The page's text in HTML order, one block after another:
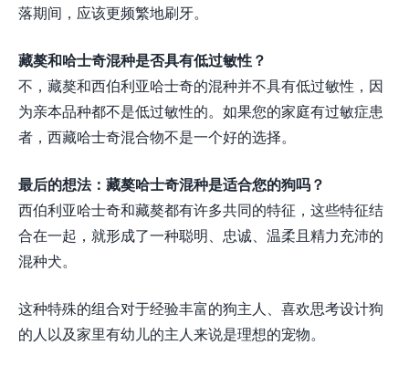
落期间，应该更频繁地刷牙。
藏獒和哈士奇混种是否具有低过敏性？
不，藏獒和西伯利亚哈士奇的混种并不具有低过敏性，因
为亲本品种都不是低过敏性的。如果您的家庭有过敏症患
者，西藏哈士奇混合物不是一个好的选择。
最后的想法：藏獒哈士奇混种是适合您的狗吗？
西伯利亚哈士奇和藏獒都有许多共同的特征，这些特征结
合在一起，就形成了一种聪明、忠诚、温柔且精力充沛的
混种犬。
这种特殊的组合对于经验丰富的狗主人、喜欢思考设计狗
的人以及家里有幼儿的主人来说是理想的宠物。